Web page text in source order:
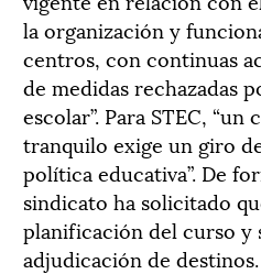
la organización y
centros, con continuas
de medidas rechazadas
escolar”. Para STEC,
tranquilo exige un giro
política educativa”. De
sindicato ha solicitado
planificación del curso y
adjudicación de destinos.